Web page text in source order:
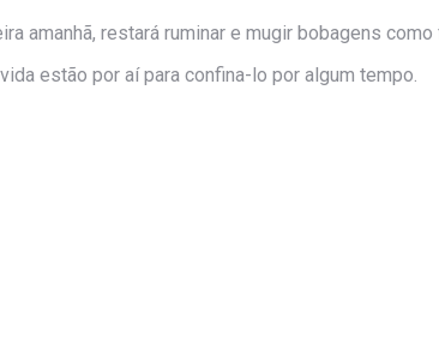
amanhã, restará ruminar e mugir bobagens
estão por aí para confina-lo por algum tempo.